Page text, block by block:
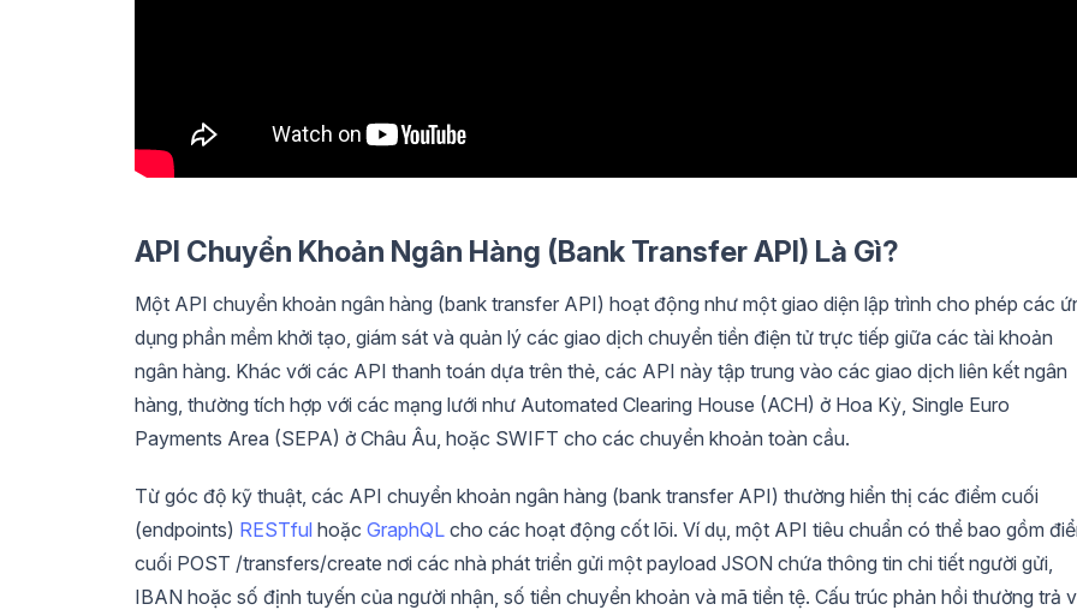
API Chuyển Khoản Ngân Hàng (Bank Transfer API) Là Gì?
Một API chuyển khoản ngân hàng (bank transfer API) hoạt động như một giao diện lập trình cho phép các
dụng phần mềm khởi tạo, giám sát và quản lý các giao dịch chuyển tiền điện tử trực tiếp giữa các tài khoản
ngân hàng. Khác với các API thanh toán dựa trên thẻ, các API này tập trung vào các giao dịch liên kết ngân
hàng, thường tích hợp với các mạng lưới như Automated Clearing House (ACH) ở Hoa Kỳ, Single Euro
Payments Area (SEPA) ở Châu Âu, hoặc SWIFT cho các chuyển khoản toàn cầu.
Từ góc độ kỹ thuật, các API chuyển khoản ngân hàng (bank transfer API) thường hiển thị các điểm cuối
(endpoints) RESTful hoặc GraphQL cho các hoạt động cốt lõi. Ví dụ, một API tiêu chuẩn có thể bao gồm
cuối POST /transfers/create nơi các nhà phát triển gửi một payload JSON chứa thông tin chi tiết người gửi,
IBAN hoặc số định tuyến của người nhận, số tiền chuyển khoản và mã tiền tệ. Cấu trúc phản hồi thường trả